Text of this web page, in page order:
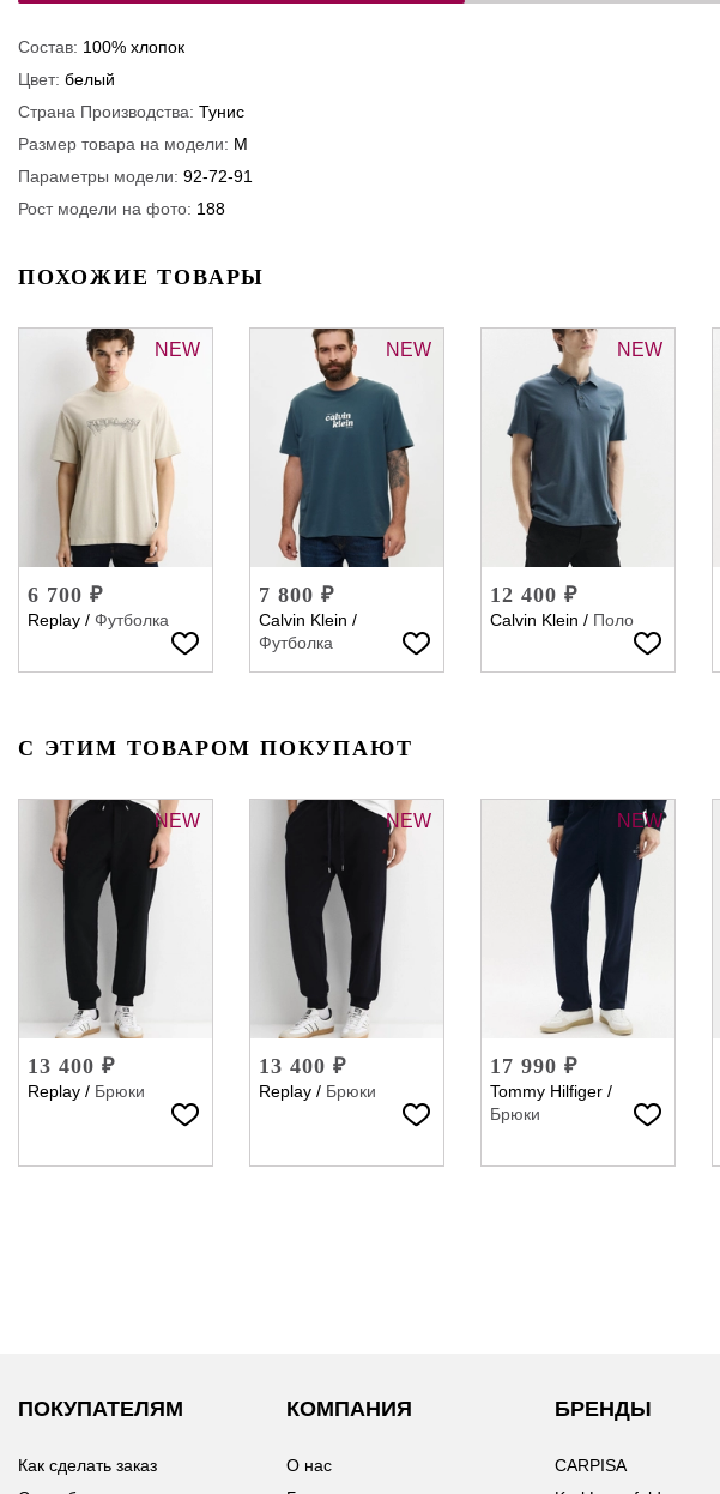
Состав: 100% хлопок
Цвет: белый
Страна Производства: Тунис
Размер товара на модели: M
Параметры модели: 92-72-91
Рост модели на фото: 188
ПОХОЖИЕ ТОВАРЫ
NEW
6 700 ₽
Replay / Футболка
NEW
7 800 ₽
Calvin Klein /
Футболка
NEW
12 400 ₽
Calvin Klein / Поло
С ЭТИМ ТОВАРОМ ПОКУПАЮТ
NEW
13 400 ₽
Replay / Брюки
NEW
13 400 ₽
Replay / Брюки
NEW
17 990 ₽
Tommy Hilfiger /
Брюки
ПОКУПАТЕЛЯМ
Как сделать заказ
КОМПАНИЯ
О нас
БРЕНДЫ
CARPISA